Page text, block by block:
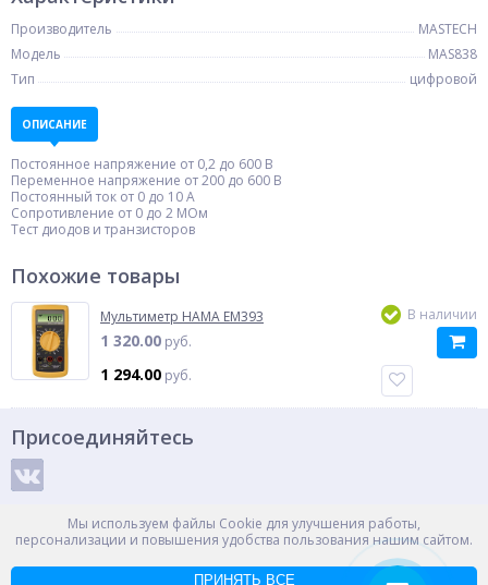
Производитель
MASTECH
Модель
MAS838
Тип
цифровой
ОПИСАНИЕ
Постоянное напряжение от 0,2 до 600 В
Переменное напряжение от 200 до 600 В
Постоянный ток от 0 до 10 А
Сопротивление от 0 до 2 МОм
Tест диодов и транзисторов
Похожие товары
Мультиметр HAMA EM393
1 320.00 руб.
1 294.00 руб.
В наличии
Мы используем файлы Cookie для улучшения работы,
персонализации и повышения удобства пользования нашим сайтом.
ПРИНЯТЬ ВСЕ
Присоединяйтесь
Способы оплаты